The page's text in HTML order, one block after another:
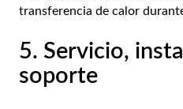
transferencia de calor
5. Servicio,
soporte